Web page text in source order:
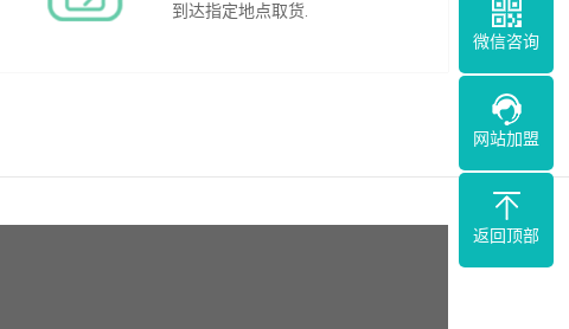
到达指定地点取货.
微信咨询
网站加盟
返回顶部